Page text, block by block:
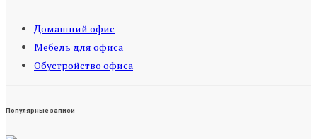
Домашний офис
Мебель для офиса
Обустройство офиса
Популярные записи